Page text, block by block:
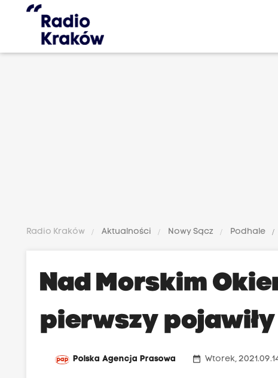
Radio Kraków Aktualności Nowy Sącz Podhale
Nad Morskim
pierwszy
Polska Agencja Prasowa date_range Wtorek,